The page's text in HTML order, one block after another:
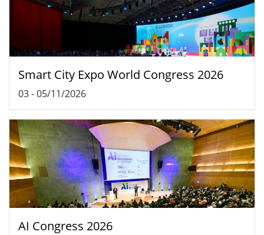
Smart City Expo World Congress 2026
03-05/11/2026
AI Congress 2026